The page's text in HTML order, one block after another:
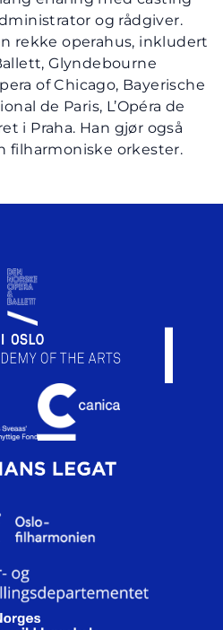
og rådgiver.
rekke operahus, inkludert
Glyndebourne
of Chicago, Bayerische
de Paris, L’Opéra de
i Praha. Han gjør også
filharmoniske orkester.